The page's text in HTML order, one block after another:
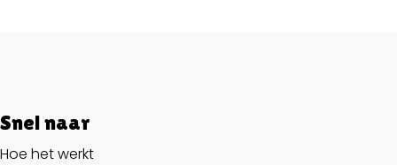
Snel naar
Hoe het werkt